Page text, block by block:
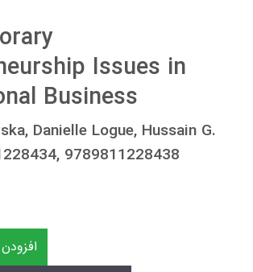
Issues in
Business
Danielle Logue, Hussain G.
9789811228438